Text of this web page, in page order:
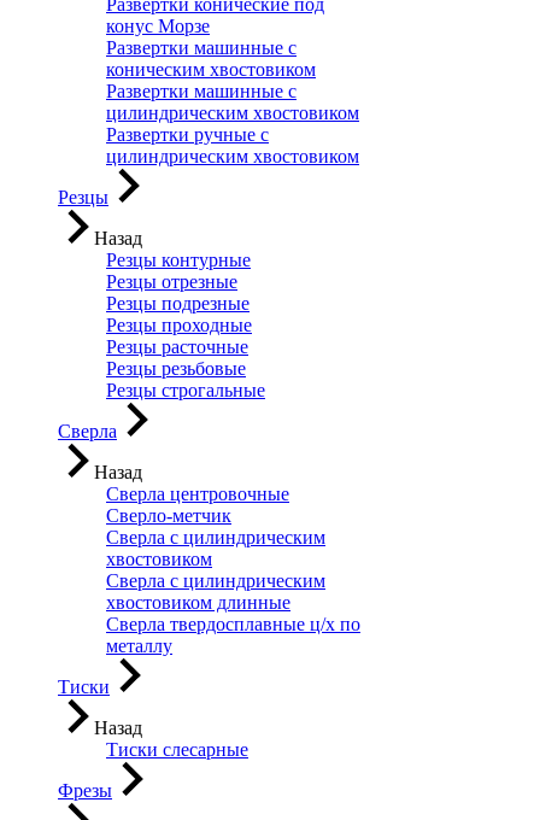
Развертки конические под
конус Морзе
Развертки машинные с
коническим хвостовиком
Развертки машинные с
цилиндрическим хвостовиком
Развертки ручные с
цилиндрическим хвостовиком
Резцы
Назад
Резцы контурные
Резцы отрезные
Резцы подрезные
Резцы проходные
Резцы расточные
Резцы резьбовые
Резцы строгальные
Сверла
Назад
Сверла центровочные
Сверло-метчик
Сверла с цилиндрическим
хвостовиком
Сверла с цилиндрическим
хвостовиком длинные
Сверла твердосплавные ц/х по
металлу
Тиски
Назад
Тиски слесарные
Фрезы